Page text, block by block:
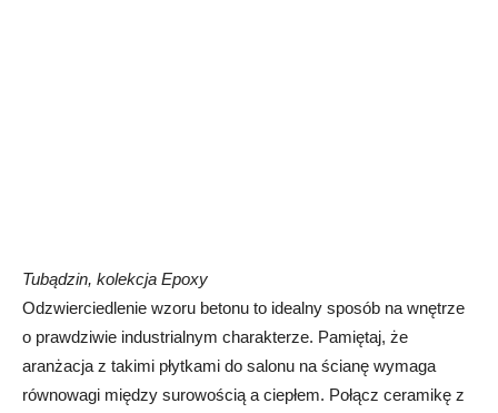
Tubądzin, kolekcja Epoxy
Odzwierciedlenie wzoru betonu to idealny sposób na wnętrze
o prawdziwie industrialnym charakterze. Pamiętaj, że
aranżacja z takimi płytkami do salonu na ścianę wymaga
równowagi między surowością a ciepłem. Połącz ceramikę z